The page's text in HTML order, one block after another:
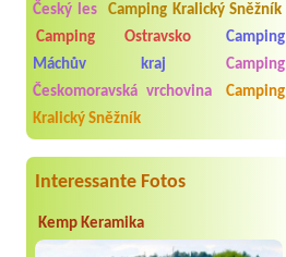
Český les
Camping Kralický Sněžník
Camping Ostravsko
Camping
Máchův kraj
Camping
Českomoravská vrchovina
Camping
Kralický Sněžník
Interessante Fotos
Kemp Keramika